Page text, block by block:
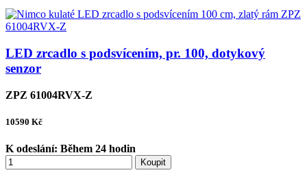
LED zrcadlo s podsvícením, pr. 100, dotykový
senzor
ZPZ 61004RVX-Z
10590 Kč
K odeslání: Během 24 hodin
Koupit